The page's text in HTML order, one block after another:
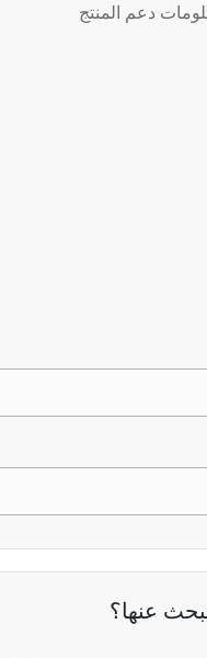
دعم المنتج
عنها؟